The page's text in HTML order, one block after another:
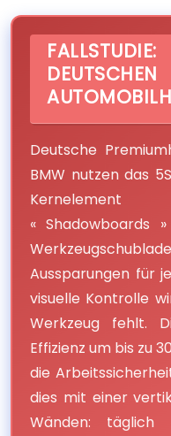
DEUTSCHEN
Deutsche
BMW nutzen das
« Shadowboards
Aussparungen für
visuelle Kontrolle
Werkzeug fehlt.
Effizienz um bis zu
die
dies mit einer
Wänden: täglich